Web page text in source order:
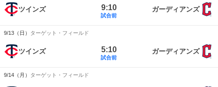
ツインズ 9:10
試合前
ガーディアンズ
9/13（日） ターゲット・フィールド
ツインズ 5:10
試合前
ガーディアンズ
9/14（月） ターゲット・フィールド